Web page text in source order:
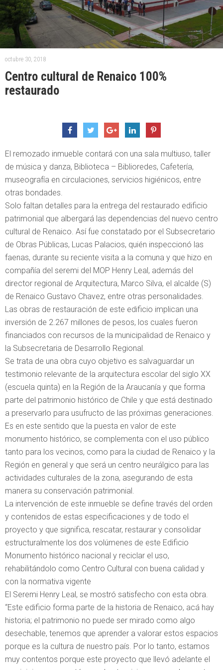
octubre 30, 2018
Centro cultural de Renaico 100%
restaurado
El remozado inmueble contará con una sala multiuso, taller
de música y danza, Biblioteca – Biblioredes, Cafetería,
museografía en circulaciones, servicios higiénicos, entre
otras bondades.
Solo faltan detalles para la entrega del restaurado edificio
patrimonial que albergará las dependencias del nuevo centro
cultural de Renaico. Así fue constatado por el Subsecretario
de Obras Públicas, Lucas Palacios, quién inspeccionó las
faenas, durante su reciente visita a la comuna y que hizo en
compañía del seremi del MOP Henry Leal, además del
director regional de Arquitectura, Marco Silva, el alcalde (S)
de Renaico Gustavo Chavez, entre otras personalidades.
Las obras de restauración de este edificio implican una
inversión de 2.267 millones de pesos, los cuales fueron
financiados con recursos de la municipalidad de Renaico y
la Subsecretaria de Desarrollo Regional.
Se trata de una obra cuyo objetivo es salvaguardar un
testimonio relevante de la arquitectura escolar del siglo XX
(escuela quinta) en la Región de la Araucanía y que forma
parte del patrimonio histórico de Chile y que está destinado
a preservarlo para usufructo de las próximas generaciones.
Es en este sentido que la puesta en valor de este
monumento histórico, se complementa con el uso público
tanto para los vecinos, como para la ciudad de Renaico y la
Región en general y que será un centro neurálgico para las
actividades culturales de la zona, asegurando de esta
manera su conservación patrimonial.
La intervención de este inmueble se define través del orden
y contenidos de estas especificaciones y de todo el
proyecto y que significa, rescatar, restaurar y consolidar
estructuralmente los dos volúmenes de este Edificio
Monumento histórico nacional y reciclar el uso,
rehabilitándolo como Centro Cultural con buena calidad y
con la normativa vigente
El Seremi Henry Leal, se mostró satisfecho con esta obra.
“Este edificio forma parte de la historia de Renaico, acá hay
historia; el patrimonio no puede ser mirado como algo
desechable, tenemos que aprender a valorar estos espacios
porque es la cultura de nuestro país. Por lo tanto, estamos
muy contentos porque este proyecto que llevó adelante el